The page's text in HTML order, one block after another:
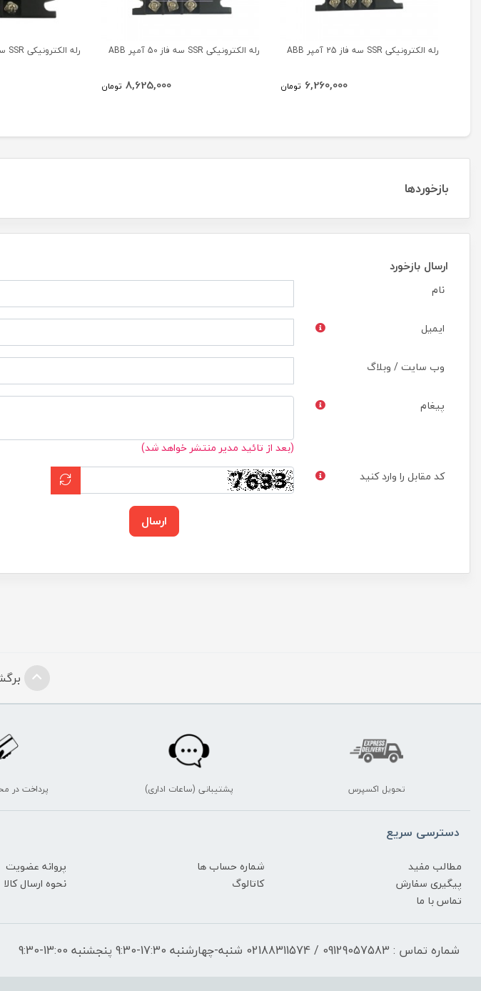
رله الکترونیکی SSR سه فاز 25 آمپر ABB
6,260,000 تومان
رله الکترونیکی SSR سه فاز 50 آمپر ABB
8,625,000 تومان
رله الکترونیکی SSR سه فاز 125 آمپر ABB
بازخوردها
ارسال بازخورد
نام
ایمیل
وب سایت / وبلاگ
پیغام
(بعد از تائید مدیر منتشر خواهد شد)
کد مقابل را وارد کنید
ارسال
تحویل اکسپرس پشتیبانی (ساعات اداری) پرداخت در
دسترسی سریع
مطالب مفید شماره حساب ها
پروانه عضویت
پیگیری سفارش
کاتالوگ
نحوه ارسال کالا
تماس با ما
شماره تماس : 09129057583 / 02188311574 شنبه-چهارشنبه 17:30-9:30 پنجشنبه 13:00-9:30